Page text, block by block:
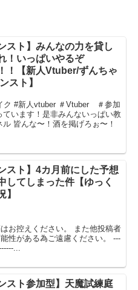
スト】みんなの力を貸し
！いっぱいやるぞ
！【新人Vtuber/ずんちゃ
スト】
#新人vtuber ＃Vtuber ＃参加
います！是非みんないっぱい教
皆んな〜！酒を掲げろぉ〜！
スト】4カ月前にした予想
してしまった件【ゆっく
】
お控えください。 また他投稿者
性がある為ご遠慮ください。 ---
...
スト参加型】天魔試練庭